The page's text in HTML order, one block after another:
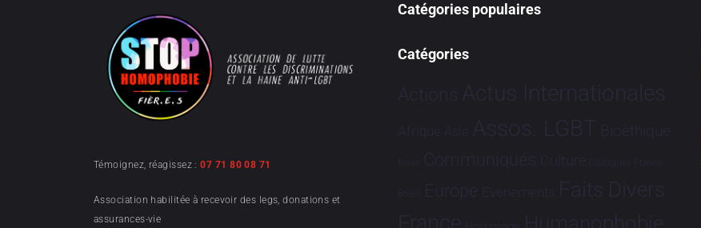
Témoignez, réagissez :07 71 80 08 71
Association habilitée à recevoir des legs, donations et
assurances-vie
Catégories populaires
Catégories
Actions Actus Internationales
Afrique Asie Assos. LGBT Bioéthique
Brève Communiqués Culture Dialogues France-
Brésil Europe Evénements Faits Divers
Humanophobie